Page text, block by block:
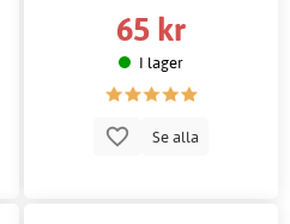
65 kr
I lager
Se alla